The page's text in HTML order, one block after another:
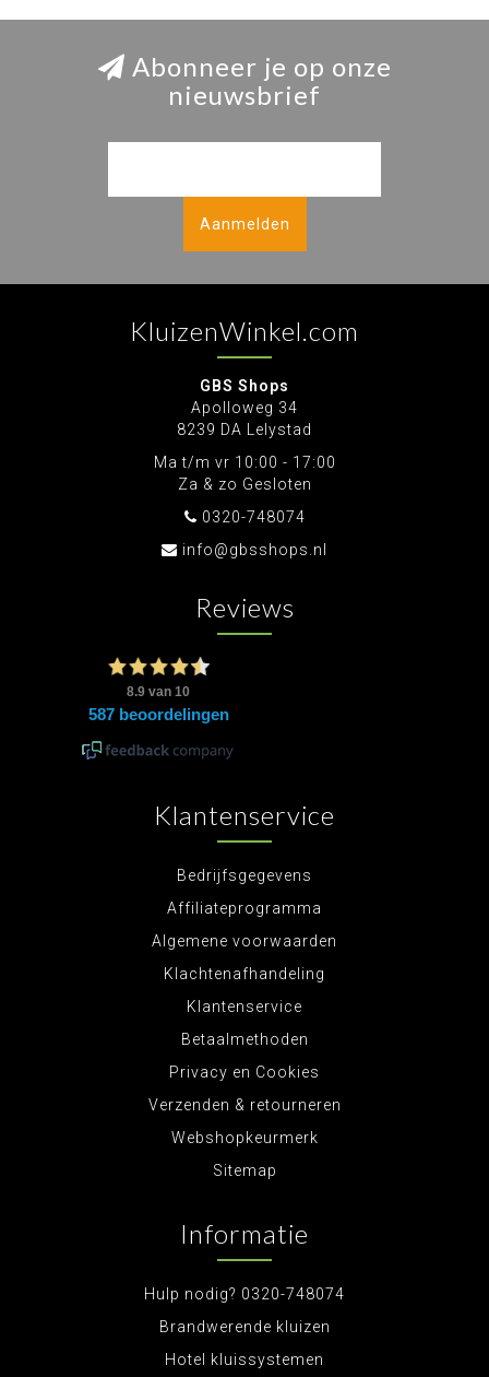
Abonneer je op onze
nieuwsbrief
Aanmelden
KluizenWinkel.com
GBS Shops
Apolloweg 34
8239 DA Lelystad
Ma t/m vr 10:00 - 17:00
Za & zo Gesloten
0320-748074
info@gbsshops.nl
Reviews
Klantenservice
Bedrijfsgegevens
Affiliateprogramma
Algemene voorwaarden
Klachtenafhandeling
Klantenservice
Betaalmethoden
Privacy en Cookies
Verzenden & retourneren
Webshopkeurmerk
Sitemap
Informatie
Hulp nodig? 0320-748074
Brandwerende kluizen
Hotel kluissystemen